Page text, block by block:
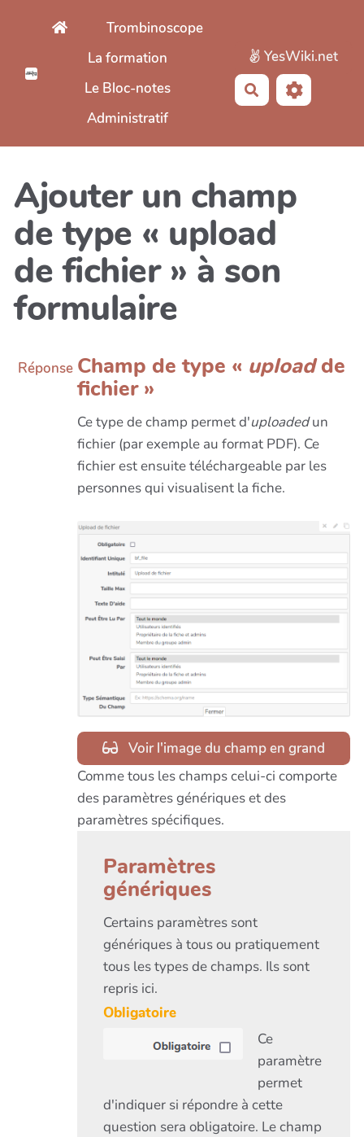
Aller au contenu principal
Trombinoscope
La formation
Le Bloc-notes
Administratif
YesWiki.net
Rechercher
Ajouter un champ
de type « upload
de fichier » à son
formulaire
Réponse Champ de type « uploadde
fichier »
Ce type de champ permet d'uploadedun
fichier (par exemple au format PDF). Ce
fichier est ensuite téléchargeable par les
personnes qui visualisent la fiche.
Voir l'image du champ en grand
Comme tous les champs celui-ci comporte
des paramètres génériques et des
paramètres spécifiques.
Paramètres
génériques
Certains paramètres sont
génériques à tous ou pratiquement
tous les types de champs. Ils sont
repris ici.
Obligatoire
Ce
paramètre
permet
d'indiquer si répondre à cette
question sera obligatoire. Le champ